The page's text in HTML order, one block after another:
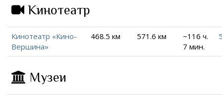
Кинотеатр
Кинотеатр «Кино-
Вершина»
468.5 км 571.6 км
~116 ч.
7 мин.
Музеи